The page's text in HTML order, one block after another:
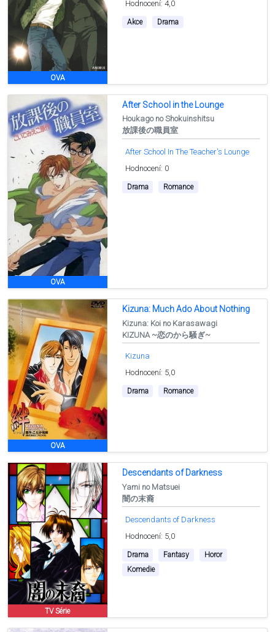
OVA
Hodnocení: 4,0
Akce Drama
OVA
After School in the Lounge
Houkago no Shokuinshitsu
放課後の職員室
After School In The Teacher's Lounge
Hodnocení: 0
Drama Romance
OVA
Kizuna: Much Ado About Nothing
Kizuna: Koi no Karasawagi
KIZUNA ~恋のから騒ぎ~
Kizuna
Hodnocení: 5,0
Drama Romance
TV Série
Descendants of Darkness
Yami no Matsuei
闇の末裔
Descendants of Darkness
Hodnocení: 5,0
Drama Fantasy
Horor
Komedie